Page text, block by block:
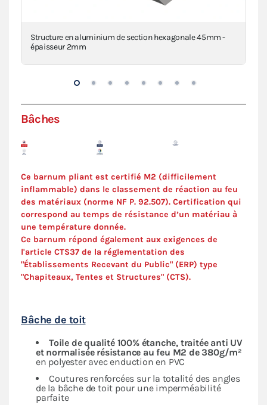
Structure en aluminium de section hexagonale 45mm -
épaisseur 2mm
Bâches
Ce barnum pliant est certifié M2 (difficilement
inflammable) dans le classement de réaction au feu
des matériaux (norme NF P. 92.507). Certification qui
correspond au temps de résistance d’un matériau à
une température donnée.
Ce barnum répond également aux exigences de
l'article CTS37 de la réglementation des
"Établissements Recevant du Public" (ERP) type
"Chapiteaux, Tentes et Structures" (CTS).
Bâche de toit
Toile de qualité 100% étanche, traitée anti UV
et normalisée résistance au feu M2 de 380g/m²
en polyester avec enduction en PVC
Coutures renforcées sur la totalité des angles
de la bâche de toit pour une imperméabilité
parfaite